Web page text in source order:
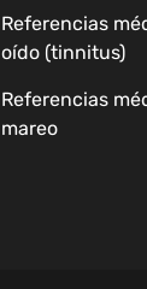
Referencias
oído (tinnitus)
Referencias
mareo